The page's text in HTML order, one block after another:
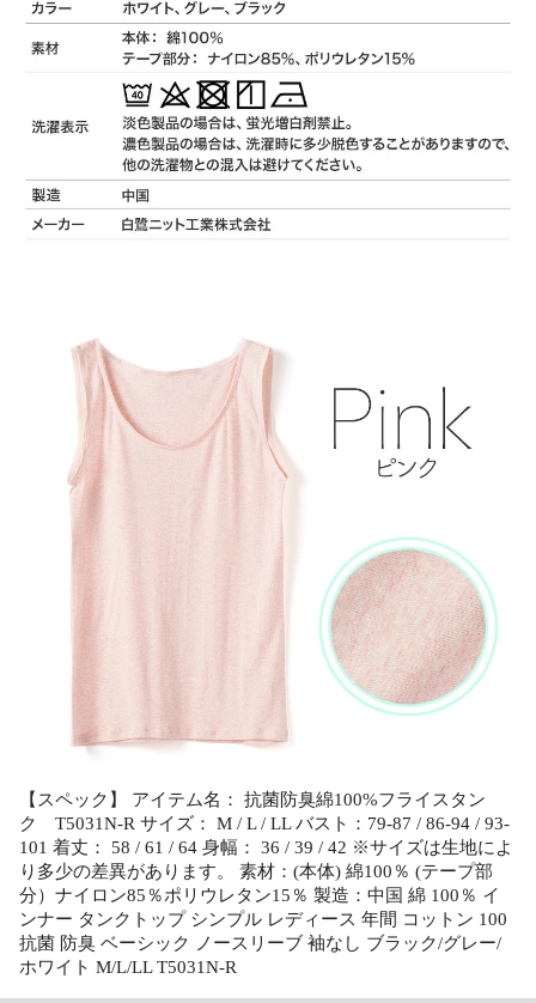
【スペック】 アイテム名： 抗菌防臭綿100%フライスタン
ク T5031N-R サイズ： M / L / LL バスト：79-87 / 86-94 / 93-
101 着丈： 58 / 61 / 64 身幅： 36 / 39 / 42 ※サイズは生地によ
り多少の差異があります。 素材：(本体) 綿100％ (テープ部
分）ナイロン85％ポリウレタン15％ 製造：中国 綿 100％ イ
ンナー タンクトップ シンプル レディース 年間 コットン 100
抗菌 防臭 ベーシック ノースリーブ 袖なし ブラック/グレー/
ホワイト M/L/LL T5031N-R